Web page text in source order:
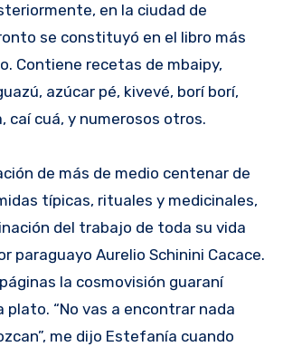
en la ciudad de
se constituyó en el libro más
Contiene recetas de mbaipy,
azúcar pé, kivevé, borí borí,
caí cuá, y numerosos otros.
de más de medio centenar de
típicas, rituales y medicinales,
del trabajo de toda su vida
paraguayo Aurelio Schinini Cacace.
la cosmovisión guaraní
plato. “No vas a encontrar nada
me dijo Estefanía cuando